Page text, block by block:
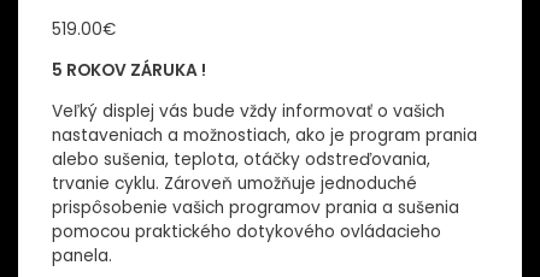
519.00€
5 ROKOV ZÁRUKA !
Veľký displej vás bude vždy informovať o vašich
nastaveniach a možnostiach, ako je program prania
alebo sušenia, teplota, otáčky odstreďovania,
trvanie cyklu. Zároveň umožňuje jednoduché
prispôsobenie vašich programov prania a sušenia
pomocou praktického dotykového ovládacieho
panela.